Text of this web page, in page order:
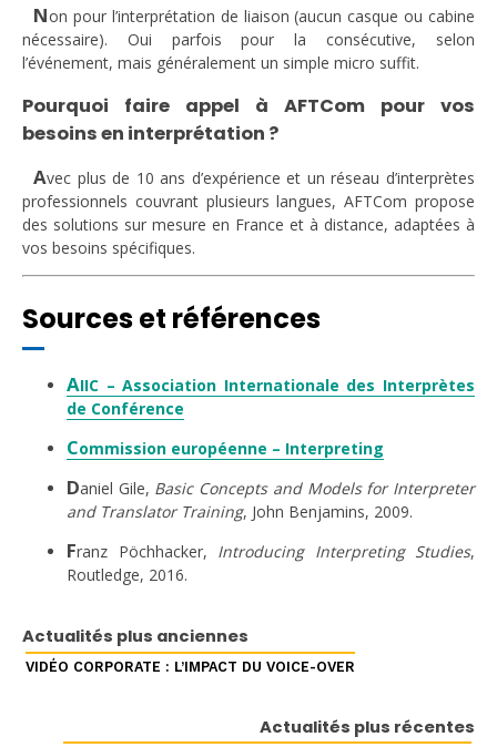
Non pour l’interprétation de liaison (aucun casque ou cabine
nécessaire). Oui parfois pour la consécutive, selon
l’événement, mais généralement un simple micro suffit.
Pourquoi faire appel à AFTCom pour vos
besoins en interprétation ?
Avec plus de 10 ans d’expérience et un réseau d’interprètes
professionnels couvrant plusieurs langues, AFTCom propose
des solutions sur mesure en France et à distance, adaptées à
vos besoins spécifiques.
Sources et références
AIIC – Association Internationale des Interprètes
de Conférence
Commission européenne – Interpreting
Daniel Gile, Basic Concepts and Models for Interpreter
and Translator Training, John Benjamins, 2009.
Franz Pöchhacker, Introducing Interpreting Studies,
Routledge, 2016.
Actualités plus anciennes
VIDÉO CORPORATE : L’IMPACT DU VOICE-OVER
Actualités plus récentes